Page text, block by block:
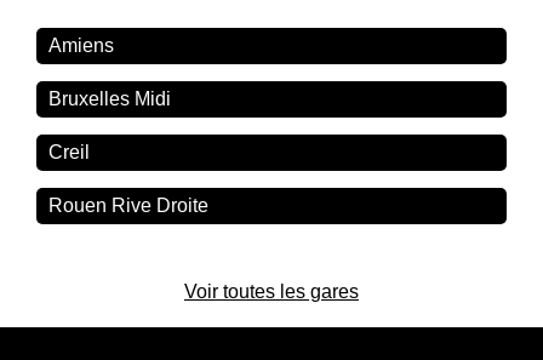
Amiens
Bruxelles Midi
Creil
Rouen Rive Droite
Voir toutes les gares